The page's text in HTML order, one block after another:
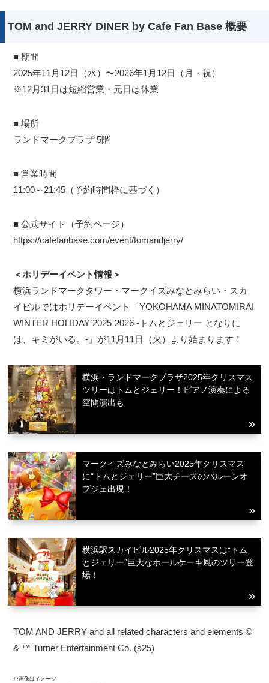
TOM and JERRY DINER by Cafe Fan Base 概要
■ 期間
2025年11月12日（水）〜2026年1月12日（月・祝）
※12月31日は短縮営業・元日は休業
■ 場所
ランドマークプラザ 5階
■ 営業時間
11:00～21:45（予約時間枠に基づく）
■ 公式サイト（予約ページ）
https://cafefanbase.com/event/tomandjerry/
＜ホリデーイベント情報＞
横浜ランドマークタワー・マークイズみなとみらい・スカ
イビルではホリデーイベント「YOKOHAMA MINATOMIRAI
WINTER HOLIDAY 2025₋2026 -トムとジェリー となりに
は、キミがいる。-」が11月11日（火）より始まります！
横浜・ランドマークプラザ2025年クリスマス
ツリーはトムとジェリー！ピアノ演奏による
空間演出も
マークイズみなとみらい2025年クリスマス
に“トムとジェリー”巨大チーズのバルーンオ
ブジェ出現！
横浜駅スカイビル2025年クリスマスは“トム
とジェリー”巨大なホールケーキ風のツリー登
場！
TOM AND JERRY and all related characters and elements ©
& ™ Turner Entertainment Co. (s25)
※画像はイメージ